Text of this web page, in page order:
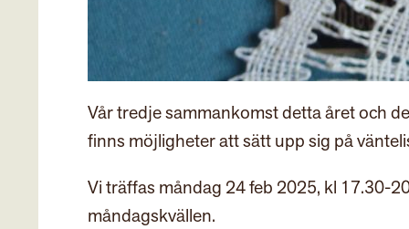
Vår tredje sammankomst detta året och
finns möjligheter att sätt upp sig på
Vi träffas måndag 24 feb 2025, kl 17.30-
måndagskvällen.